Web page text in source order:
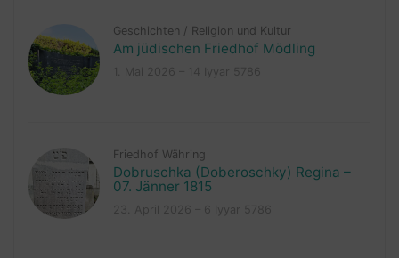
Geschichten / Religion und Kultur
Am jüdischen Friedhof Mödling
Friedhof Währing
Dobruschka (Doberoschky) Regina –
07. Jänner 1815